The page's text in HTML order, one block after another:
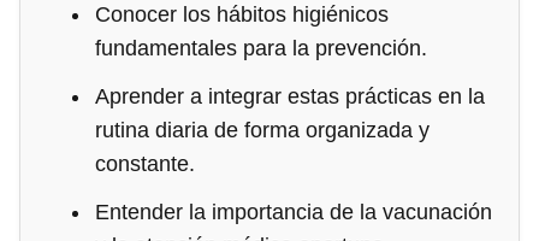
Conocer los hábitos higiénicos
fundamentales para la prevención.
Aprender a integrar estas prácticas en la
rutina diaria de forma organizada y
constante.
Entender la importancia de la vacunación